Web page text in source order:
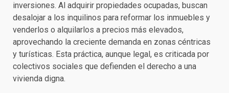
inversiones. Al adquirir propiedades ocupadas, buscan
desalojar a los inquilinos para reformar los inmuebles y
venderlos o alquilarlos a precios más elevados,
aprovechando la creciente demanda en zonas céntricas
y turísticas. Esta práctica, aunque legal, es criticada por
colectivos sociales que defienden el derecho a una
vivienda digna.